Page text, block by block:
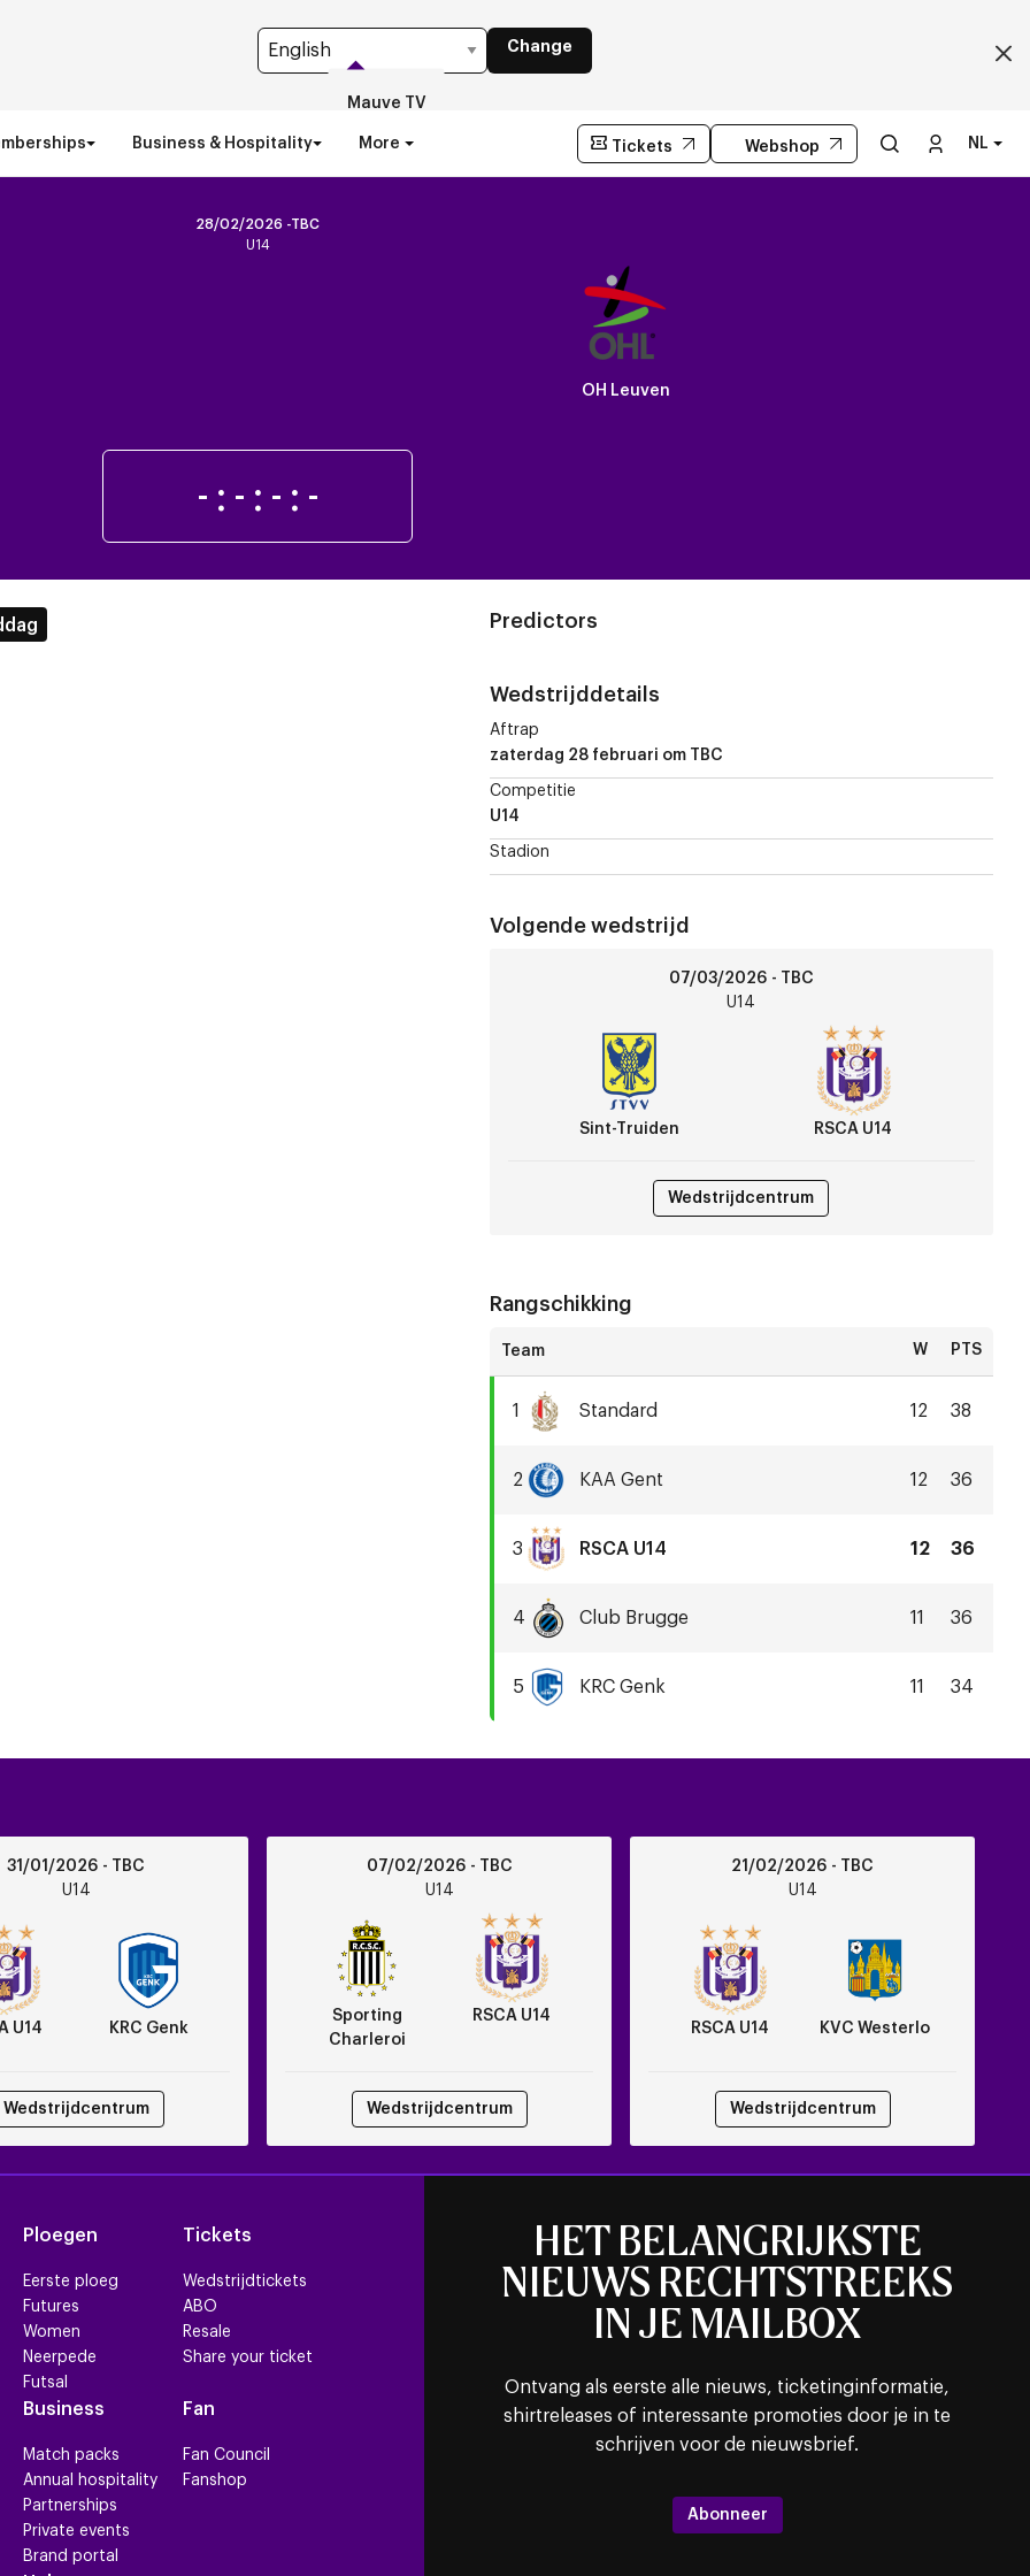
Change
Business & Hospitality More
Mauve TV
Tickets Webshop NL
28/02/2026 -TBC
U14
OH Leuven
- : - : - : -
Predictors
Wedstrijddetails
Aftrap
zaterdag 28 februari om TBC
Competitie
U14
Stadion
Volgende wedstrijd
07/03/2026 - TBC
U14
Sint-Truiden RSCA U14
Wedstrijdcentrum
Rangschikking
W PTS
1
Liège
Standard 12 38
2
Gent
KAA Gent 12 36
3
RSCA
U14
RSCA U14 12 36
4
Brugge
Club Brugge 11 36
5
KRC Genk 11 34
31/01/2026 - TBC
U14
U14 KRC Genk
Wedstrijdcentrum
07/02/2026 - TBC
U14
Sporting
Charleroi
RSCA U14
Wedstrijdcentrum
21/02/2026 - TBC
U14
RSCA U14 KVC Westerlo
Wedstrijdcentrum
Ploegen
Eerste ploeg
Futures
Women
Neerpede
Futsal
Tickets
Wedstrijdtickets
ABO
Resale
Share your ticket
Business
Match packs
Annual hospitality
Partnerships
Private events
Brand portal
Fan
Fan Council
Fanshop
HET BELANGRIJKSTE
NIEUWS RECHTSTREEKS
IN JE MAILBOX
Ontvang als eerste alle nieuws, ticketinginformatie,
shirtreleases of interessante promoties door je in te
schrijven voor de nieuwsbrief.
Abonneer